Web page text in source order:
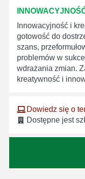
Innowacyjność i
gotowość do
szans,
problemów w
wdrażania zmian.
kreatywność i
Dowiedz się o
Dostępne jest